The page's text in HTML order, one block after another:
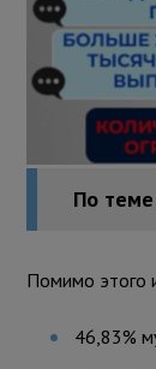
По
Помимо этого
46,83%